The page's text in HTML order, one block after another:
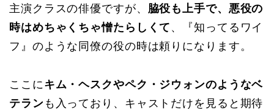
主演クラスの俳優ですが、 脇役も上手で、悪役の
時はめちゃくちゃ憎たらしくて 、『知ってるワイ
フ』のような同僚の役の時は頼りになります。
ここに キム・ヘスクやペク・ジウォンのようなベ
テラン も入っており、キャストだけを見ると期待